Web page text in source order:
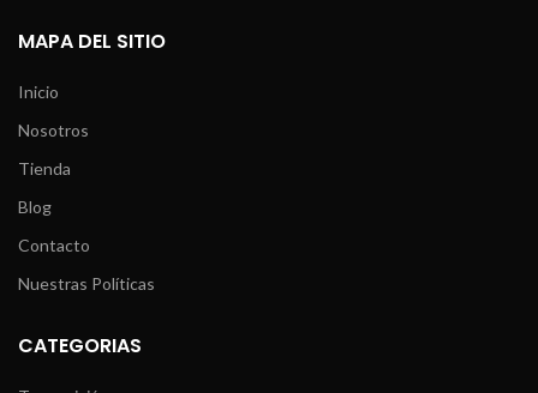
MAPA DEL SITIO
Inicio
Nosotros
Tienda
Blog
Contacto
Nuestras Políticas
CATEGORIAS